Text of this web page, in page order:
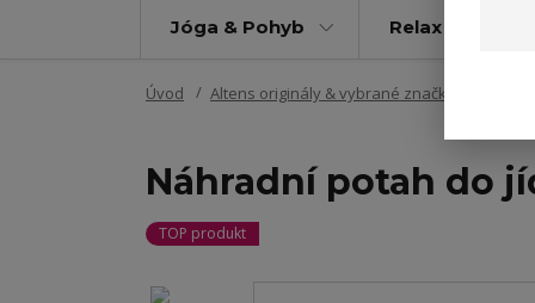
Jóga & Pohyb Relax & Úleva
Úvod Altens originály & vybrané značky
Náhradní potah do
TOP produkt